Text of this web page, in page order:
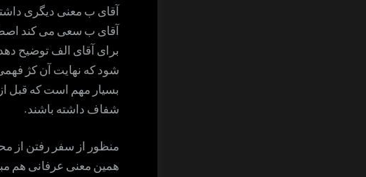
آقای ب معنی دیگری
آقای ب سعی می کند
برای آقای الف توضیح
شود که نهایت آن کژ
بسیار مهم است که قبل
شفاف داشته باشند.
منظور از سفر رفتن از
همین معنی عرفانی هم